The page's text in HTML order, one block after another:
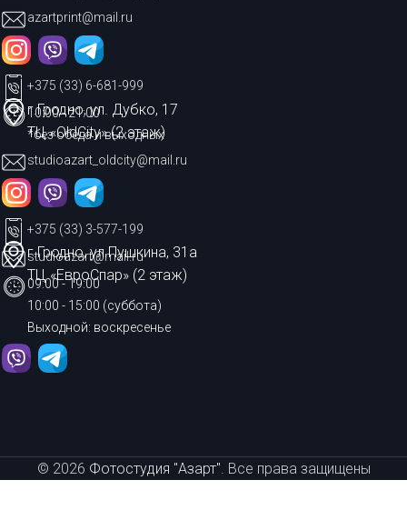
azartprint@mail.ru
г.Гродно, ул. Дубко, 17
ТЦ «OldCity» (2 этаж)
+375 (33) 6-681-999
10:00 - 21:00
*без обеда и выходных
studioazart_oldcity@mail.ru
г.Гродно, ул.Пушкина, 31а
ТЦ «ЕвроСпар» (2 этаж)
+375 (33) 3-577-199
studioazart@mail.ru
09:00 - 19:00
10:00 - 15:00 (суббота)
Выходной: воскресенье
© 2026 Фотостудия "Азарт". Все права защищены